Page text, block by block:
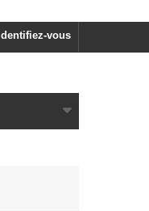
Identifiez-vous